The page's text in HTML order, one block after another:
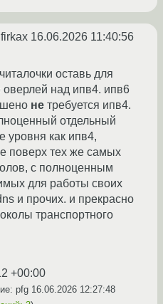
16.06.2026 11:40:56
оставь для
оверлей над ипв4. ипв6
не требуется ипв4.
отдельный
уровня как ипв4,
поверх тех же самых
с полноценным
для работы своих
и прочих. и прекрасно
транспортного
+00:00
pfg 16.06.2026 12:27:48